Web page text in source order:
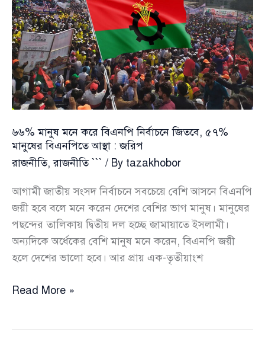
জানালো
কি
ঘটেছিল
সেইদিন
৬৬% মানুষ মনে করে বিএনপি নির্বাচনে জিতবে, ৫৭%
মানুষের বিএনপিতে আস্থা : জরিপ
রাজনীতি,রাজনীতি ``` / By tazakhobor
আগামী জাতীয় সংসদ নির্বাচনে সবচেয়ে বেশি আসনে বিএনপি
জয়ী হবে বলে মনে করেন দেশের বেশির ভাগ মানুষ। মানুষের
পছন্দের তালিকায় দ্বিতীয় দল হচ্ছে জামায়াতে ইসলামী।
অন্যদিকে অর্ধেকের বেশি মানুষ মনে করেন, বিএনপি জয়ী
হলে দেশের ভালো হবে। আর প্রায় এক-তৃতীয়াংশ
৬৬%
Read More »